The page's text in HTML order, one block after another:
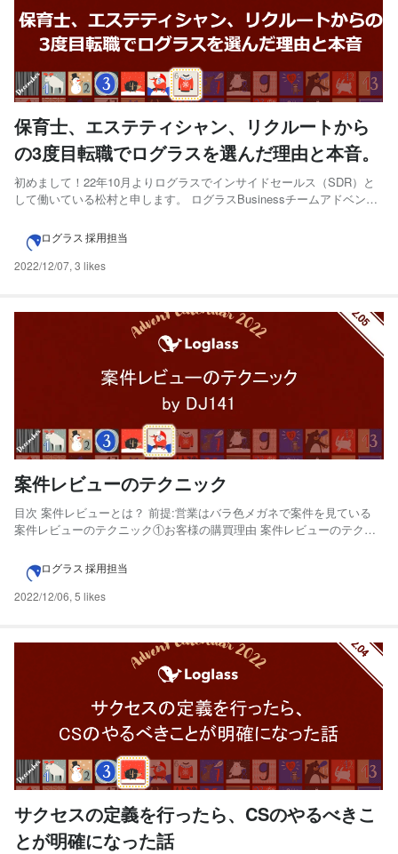
保育士、エステティシャン、リクルートから
の3度目転職でログラスを選んだ理由と本音。
初めまして！22年10月よりログラスでインサイドセールス（SDR）と
して働いている松村と申します。 ログラスBusinessチームアドベント
ログラスについて知らないよ！という方は以下詳細を読んでみてくだ
さい。 🎅この記事は【ログラス Busine...
ログラス 採用担当
2022/12/07, 3 likes
案件レビューのテクニック
目次 案件レビューとは？ 前提:営業はバラ色メガネで案件を見ている
案件レビューのテクニック①お客様の購買理由 案件レビューのテクニ
テクニック③購買までの“共同”タスクの作成 最後は宣伝です 案件レビ
ューとは？ 案件レビューとは、担当営業毎に保有す...
ログラス 採用担当
2022/12/06, 5 likes
サクセスの定義を行ったら、CSのやるべきこ
とが明確になった話